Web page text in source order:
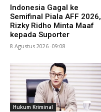
Indonesia Gagal ke
Semifinal Piala AFF 2026,
Rizky Ridho Minta Maaf
kepada Suporter
8 Agustus 2026 -09:08
Hukum Kriminal